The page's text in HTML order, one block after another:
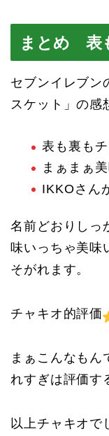
まとめ 表
セブンイレブン
スケット」の感
表も裏も
まぁまぁ
IKKOさん
名前どおりしっ
味いっちゃ美味
そがれます。
チャキオ的評価
まぁこんなもん
れすぎは評価す
以上チャキオで